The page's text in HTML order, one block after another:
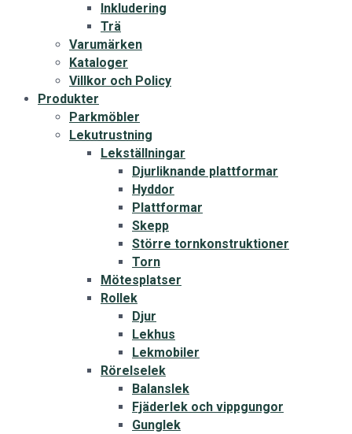
Inkludering
Trä
Varumärken
Kataloger
Villkor och Policy
Produkter
Parkmöbler
Lekutrustning
Lekställningar
Djurliknande plattformar
Hyddor
Plattformar
Skepp
Större tornkonstruktioner
Torn
Mötesplatser
Rollek
Djur
Lekhus
Lekmobiler
Rörelselek
Balanslek
Fjäderlek och vippgungor
Gunglek